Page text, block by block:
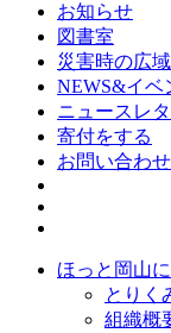
お知らせ
図書室
災害時の広
NEWS&イベ
ニュースレ
寄付をする
お問い合わせ
ほっと岡山
とりく
組織概